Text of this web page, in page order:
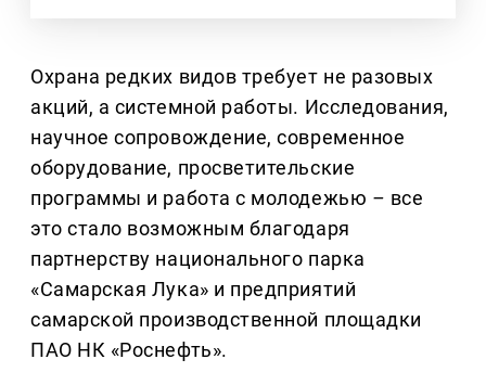
Охрана редких видов требует не разовых
акций, а системной работы. Исследования,
научное сопровождение, современное
оборудование, просветительские
программы и работа с молодежью – все
это стало возможным благодаря
партнерству национального парка
«Самарская Лука» и предприятий
самарской производственной площадки
ПАО НК «Роснефть».